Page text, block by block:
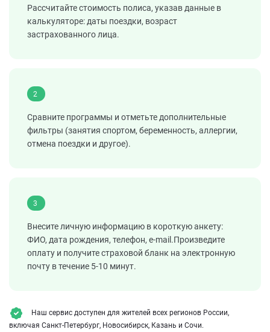
Рассчитайте стоимость полиса, указав данные в
калькуляторе: даты поездки, возраст
застрахованного лица.
2
Сравните программы и отметьте дополнительные
фильтры (занятия спортом, беременность, аллергии,
отмена поездки и другое).
3
Внесите личную информацию в короткую анкету:
ФИО, дата рождения, телефон, e-mail.Произведите
оплату и получите страховой бланк на электронную
почту в течение 5-10 минут.
Наш сервис доступен для жителей всех регионов России,
включая Санкт-Петербург, Новосибирск, Казань и Сочи.